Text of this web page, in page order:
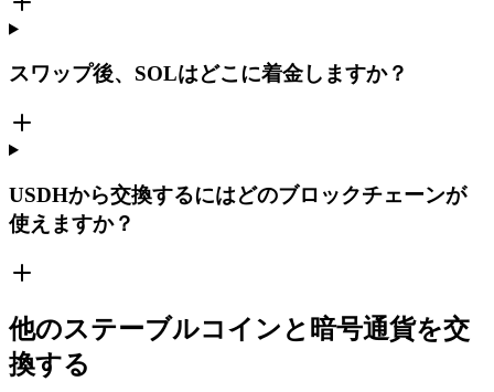
スワップ後、SOLはどこに着金しますか？
USDHから交換するにはどのブロックチェーンが
使えますか？
他のステーブルコインと暗号通貨を交
換する